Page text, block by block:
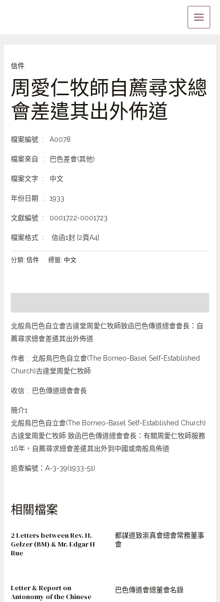
Main
Menu
信件
周愛仁牧師自薦尋求總
會差遣其出外佈道
檔案編號 : A0078
檔案來自 : 巴色差會(其他)
檔案文字 : 中文
年份日期 : 1933
文獻編號 : 0001722-0001723
檔案格式 : 信函1封 [2頁A4]
分類: 信件 標籤: 中文
北般鳥巴色自立會古達堂周愛仁牧師致函巴色傳道總會會長：自
薦尋求總會差遣其出外佈道
作者 : 北般鳥巴色自立會(The Borneo-Basel Self-Established
Church)古達堂周愛仁牧師
收信 : 巴色傳道總會會長
簡介1
北般鳥巴色自立會(The Borneo-Basel Self-Established Church)
古達堂周愛仁牧師 致函巴色傳道總會會長：有關周愛仁牧師服務
16年，自薦尋求總會差遣其出外到中國或南般鳥佈道
追查編號：A-3-39(1933-51)
相關檔案
2 Letters between Rev. H.
Gelzer (BM) & Mr. Edgar H
Rue
都謀道致崇真會總會常務董事
會
Letter & Report on
Antonomy of the Chinese
巴色傳道會總董會名錄